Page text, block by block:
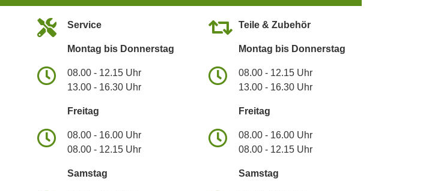
Service
Montag bis Donnerstag
08.00 - 12.15 Uhr
13.00 - 16.30 Uhr
Freitag
08.00 - 16.00 Uhr
08.00 - 12.15 Uhr
Samstag
Teile & Zubehör
Montag bis Donnerstag
08.00 - 12.15 Uhr
13.00 - 16.30 Uhr
Freitag
08.00 - 16.00 Uhr
08.00 - 12.15 Uhr
Samstag